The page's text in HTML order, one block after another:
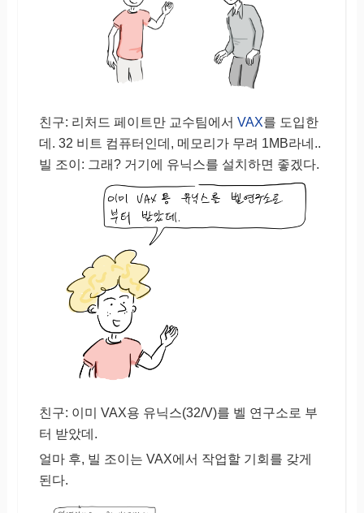
친구: 리처드 페이트만 교수팀에서 VAX를 도입한
데. 32 비트 컴퓨터인데, 메모리가 무려 1MB라네..
빌 조이: 그래? 거기에 유닉스를 설치하면 좋겠다.
친구: 이미 VAX용 유닉스(32/V)를 벨 연구소로 부
터 받았데.
얼마 후, 빌 조이는 VAX에서 작업할 기회를 갖게
된다.